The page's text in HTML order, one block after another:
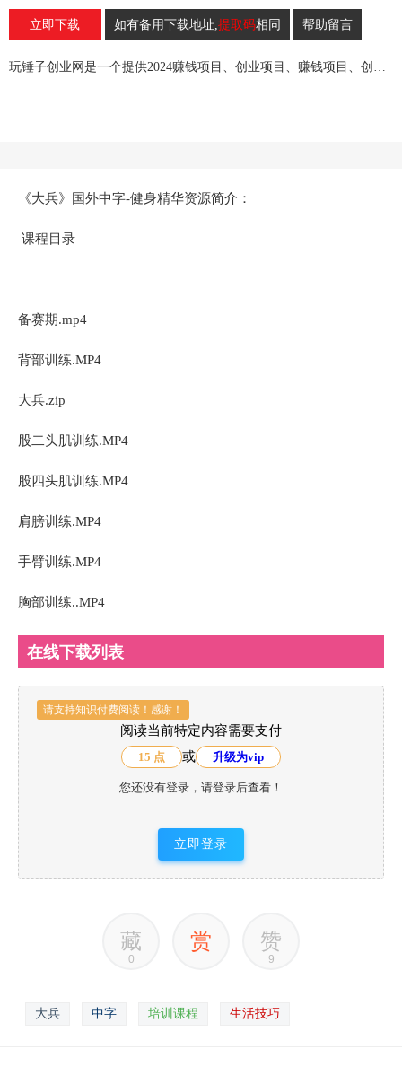
）
立即下载 如有备用下载地址,提取码相同 帮助留言
玩锤子创业网是一个提供2024赚钱项目、创业项目、赚钱项目、创业赚钱教程、引流教程的创业网,欢迎来玩锤子创业网！
《大兵》国外中字-健身精华资源简介：
课程目录
备赛期.mp4
背部训练.MP4
大兵.zip
股二头肌训练.MP4
股四头肌训练.MP4
肩膀训练.MP4
手臂训练.MP4
胸部训练..MP4
在线下载列表
请支持知识付费阅读！感谢！
阅读当前特定内容需要支付
15 点 或 升级为vip
您还没有登录，请登录后查看！
立即登录
藏
0
赏 赞
9
大兵 中字 培训课程 生活技巧